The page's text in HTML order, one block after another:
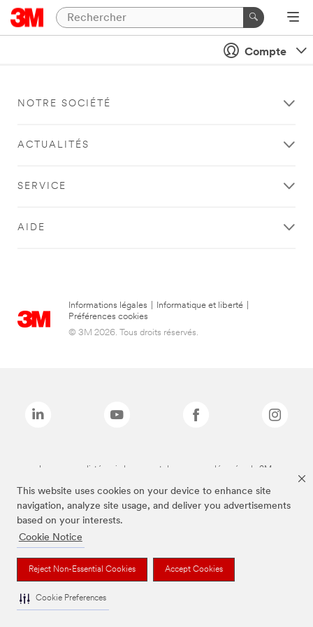
This website uses cookies on your device to enhance site
navigation, analyze site usage, and deliver you advertisements
based on your interests.
Cookie Notice
Reject Non-Essential Cookies Accept Cookies
Cookie Preferences
Compte
NOTRE SOCIÉTÉ
ACTUALITÉS
SERVICE
AIDE
Informations légales Informatique et liberté
Préférences cookies
© 3M 2026. Tous droits réservés.
Les marques listées ci-dessus sont des marques déposées de 3M.